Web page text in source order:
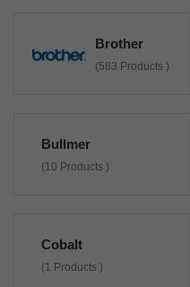
Brother
(583 Products )
Bullmer
(10 Products )
Cobalt
(1 Products )